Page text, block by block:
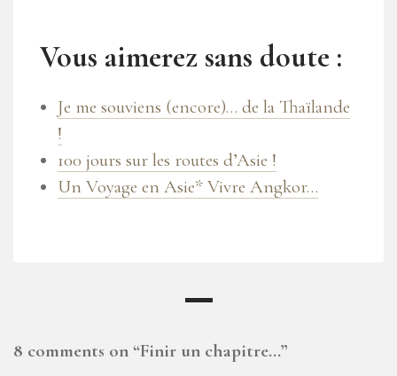
Vous aimerez sans doute :
Je me souviens (encore)… de la Thaïlande
!
100 jours sur les routes d’Asie !
Un Voyage en Asie* Vivre Angkor…
8 comments on “Finir un chapitre…”